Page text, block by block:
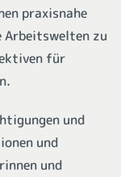
praxisnahe
Arbeitswelten zu
für
und
und
und